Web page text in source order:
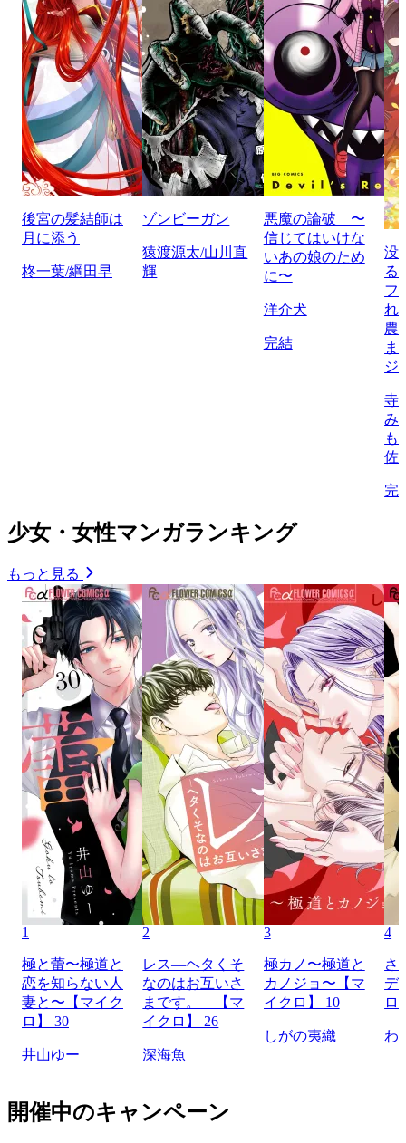
後宮の髪結師は
月に添う
柊一葉/綱田早
ゾンビーガン
猿渡源太/山川直
輝
悪魔の論破 〜
信じてはいけな
いあの娘のため
に〜
洋介犬
完結
没
る
フ
れ
農
ま
ジ
寺
み
も
佐
完
少女・女性マンガランキング
もっと見る
1
極と蕾〜極道と
恋を知らない人
妻と〜【マイク
ロ】 30
井山ゆー
2
レス―ヘタくそ
なのはお互いさ
まです。―【マ
イクロ】 26
深海魚
3
極カノ〜極道と
カノジョ〜【マ
イクロ】 10
しがの夷織
4
さ
デ
ロ
わ
開催中のキャンペーン